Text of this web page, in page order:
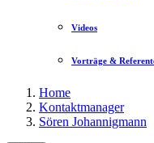
Videos
Vorträge &
Home
Kontaktmanager
Sören Johannigmann